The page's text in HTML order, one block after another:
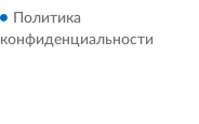
Политика
конфиденциальности